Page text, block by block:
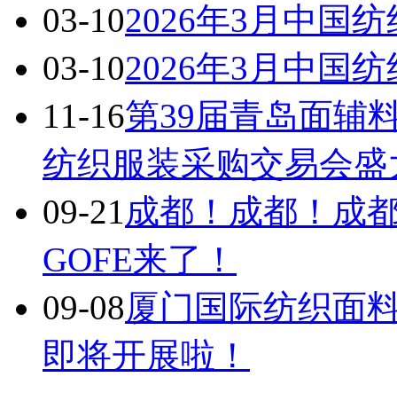
03-102026年3月中国
03-102026年3月中国
11-16第39届青岛面辅
纺织服装采购交易会
09-21成都！成都！成
GOFE来了！
09-08厦门国际纺织面
即将开展啦！